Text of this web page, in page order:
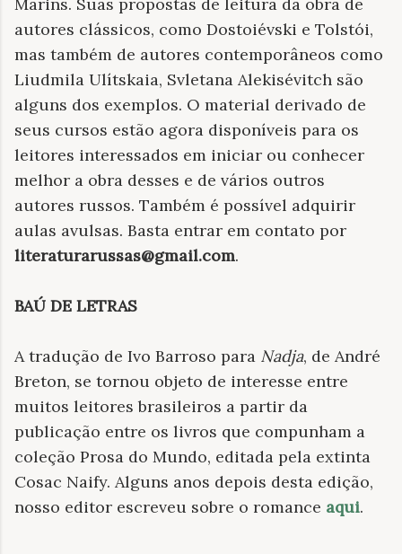
autores clássicos, como Dostoiévski e Tolstói,
mas também de autores contemporâneos como
Liudmila Ulítskaia, Svletana Alekisévitch são
alguns dos exemplos. O material derivado de
seus cursos estão agora disponíveis para os
leitores interessados em iniciar ou conhecer
melhor a obra desses e de vários outros
autores russos. Também é possível adquirir
aulas avulsas. Basta entrar em contato por
literaturarussas@gmail.com.
BAÚ DE LETRAS
A tradução de Ivo Barroso para Nadja, de André
Breton, se tornou objeto de interesse entre
muitos leitores brasileiros a partir da
publicação entre os livros que compunham a
coleção Prosa do Mundo, editada pela extinta
Cosac Naify. Alguns anos depois desta edição,
nosso editor escreveu sobre o romance aqui.